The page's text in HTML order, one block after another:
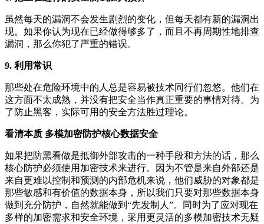
虽然每天的漏洞不会发生剧烈的变化，但每天都有新的漏洞出
现。如果你认为现在已经做得够多了，而且不再周期性地排查
漏洞，那么你犯了严重的错误。
9. 利用常识
那些处在危险环境中的人总是容易被技术同行们忽悠。他们在
这方面不太成熟，并没有把安全当作真正重要的事情对待。为
了防止黑客，实际可用的安全方法胜过理论。
看清本质 多模加密防护核心数据安全
如果把防黑看做是抵御外部攻击的一种手段和方法的话，那么
核心防护必须使用加密技术来进行。因为不管是来自外部还是
来自更难以控制和预测的内部危机来说，他们威胁的对象都是
那些敏感和有价值的数据本身，所以我们只要对那些数据本身
做到充分防护，自然就能做到“先发制人”。同时为了应对现在
多样的加密需求和安全环境，采用更灵活的多模加密技术无疑